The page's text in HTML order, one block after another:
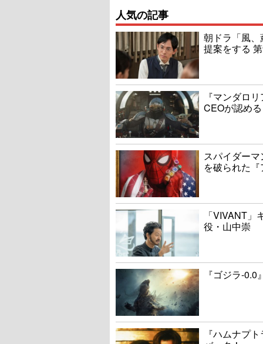
人気の記事
朝ドラ「風
提案をする
『マンダロ
CEOが認める
スパイダー
を破られた
「VIVANT
役・山中崇
『ゴジラ-
『ハムナプ